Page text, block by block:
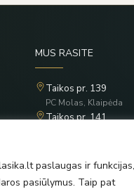
paslaugas ir funkcijas,
pasiūlymus. Taip pat
MUS RASITE
Taikos pr. 139
PC Molas, Klaipėda
Taikos pr. 141
PC Banginis, Klaipėda